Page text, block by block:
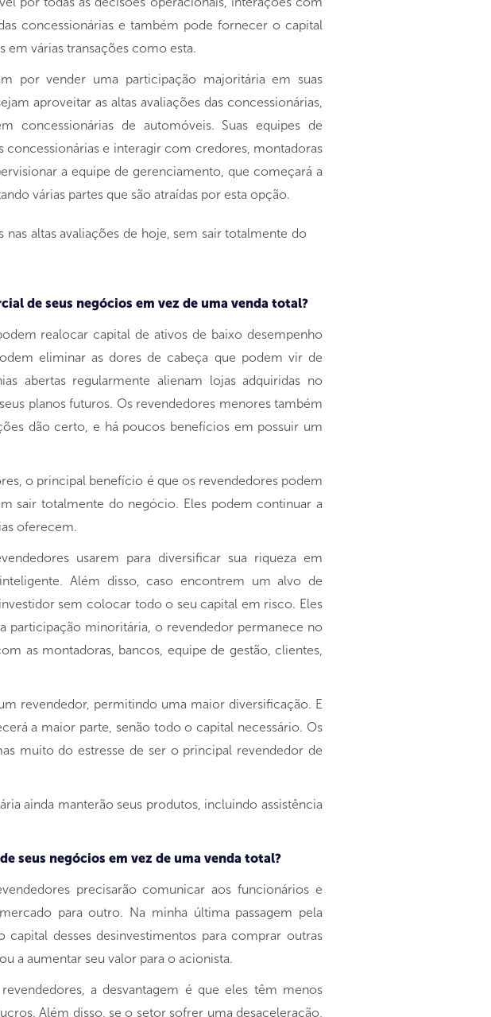
concessionárias e também pode fornecer o capital
em várias transações como esta.
por vender uma participação majoritária em suas
aproveitar as altas avaliações das concessionárias,
concessionárias de automóveis. Suas equipes de
concessionárias e interagir com credores, montadoras
a equipe de gerenciamento, que começará a
várias partes que são atraídas por esta opção.
altas avaliações de hoje, sem sair totalmente do
de seus negócios em vez de uma venda total?
realocar capital de ativos de baixo desempenho
eliminar as dores de cabeça que podem vir de
abertas regularmente alienam lojas adquiridas no
planos futuros. Os revendedores menores também
dão certo, e há poucos benefícios em possuir um
o principal benefício é que os revendedores podem
sair totalmente do negócio. Eles podem continuar a
oferecem.
usarem para diversificar sua riqueza em
Além disso, caso encontrem um alvo de
sem colocar todo o seu capital em risco. Eles
participação minoritária, o revendedor permanece no
as montadoras, bancos, equipe de gestão, clientes,
revendedor, permitindo uma maior diversificação. E
a maior parte, senão todo o capital necessário. Os
muito do estresse de ser o principal revendedor de
ainda manterão seus produtos, incluindo assistência
seus negócios em vez de uma venda total?
precisarão comunicar aos funcionários e
para outro. Na minha última passagem pela
desses desinvestimentos para comprar outras
a aumentar seu valor para o acionista.
a desvantagem é que eles têm menos
Além disso, se o setor sofrer uma desaceleração,